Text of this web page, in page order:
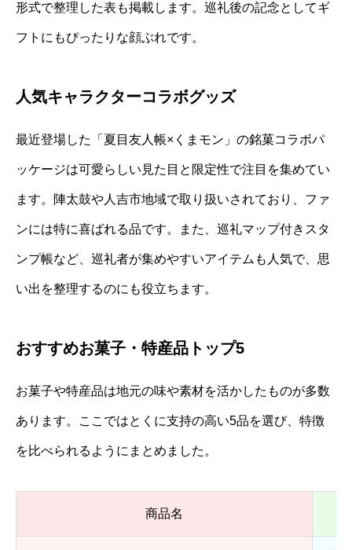
形式で整理した表も掲載します。巡礼後の記念としてギ
フトにもぴったりな顔ぶれです。
人気キャラクターコラボグッズ
最近登場した「夏目友人帳×くまモン」の銘菓コラボパ
ッケージは可愛らしい見た目と限定性で注目を集めてい
ます。陣太鼓や人吉市地域で取り扱いされており、ファ
ンには特に喜ばれる品です。また、巡礼マップ付きスタ
ンプ帳など、巡礼者が集めやすいアイテムも人気で、思
い出を整理するのにも役立ちます。
おすすめお菓子・特産品トップ5
お菓子や特産品は地元の味や素材を活かしたものが多数
あります。ここではとくに支持の高い5品を選び、特徴
を比べられるようにまとめました。
商品名